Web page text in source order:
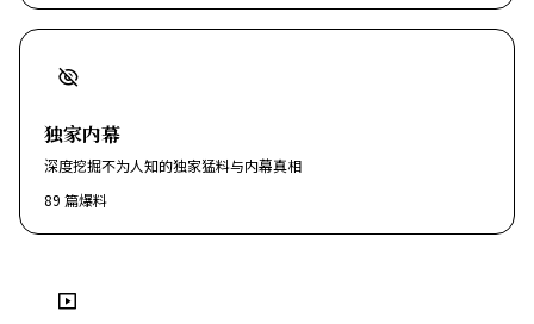
独家内幕
深度挖掘不为人知的独家猛料与内幕真相
89 篇爆料